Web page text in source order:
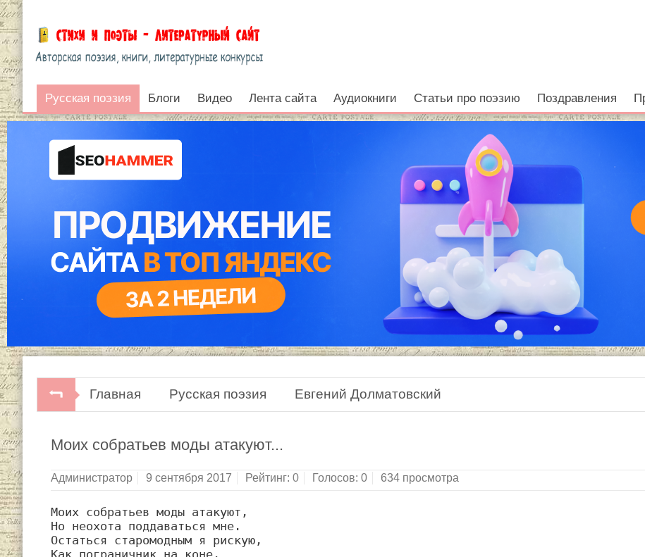
Русская поэзия
Русская поэзия Блоги Видео Лента сайта Аудиокниги Статьи про поэзию Поздравления
Главная Русская поэзия Евгений Долматовский
Евг. Долматовский. Последний поцелуй.Новые стихи. Серия "Поэтическая
Моих собратьев моды атакуют...
Администратор 9 сентября 2017 Рейтинг: 0 Голосов: 0 634 просмотра
Моих собратьев моды атакуют,
Но неохота поддаваться мне.
Остаться старомодным я рискую,
Как пограничник на коне.